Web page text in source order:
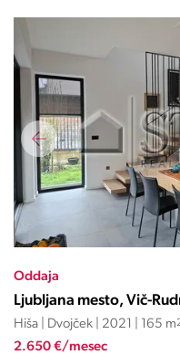
Oddaja
Ljubljana mesto, Vič-
Hiša | Dvojček | 2021 | 165 m
2.650 €/mesec